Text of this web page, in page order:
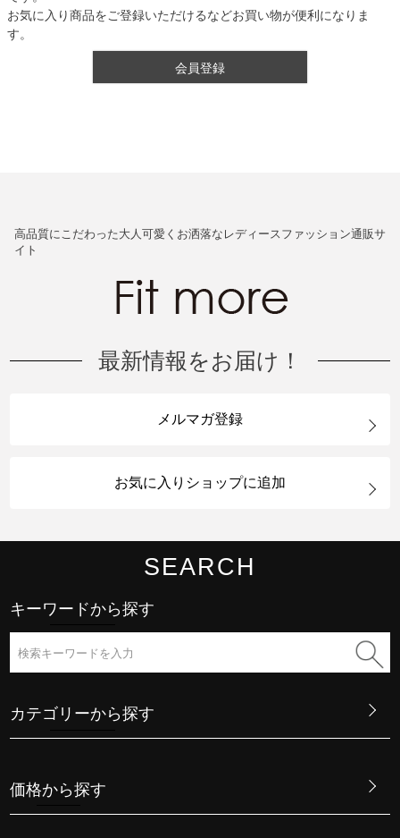
お気に入り商品をご登録いただけるなどお買い物が便利になりま
す。
会員登録
高品質にこだわった大人可愛くお洒落なレディースファッション通販サ
イト
最新情報をお届け！
メルマガ登録
お気に入りショップに追加
SEARCH
キーワードから探す
カテゴリーから探す
価格から探す